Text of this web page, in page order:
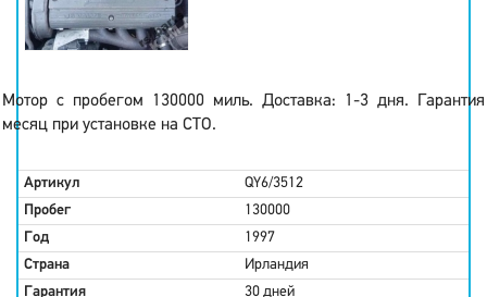
Мотор с пробегом 130000 миль. Доставка: 1-3 дня. Гарантия
месяц при установке на СТО.
Артикул
QY6/3512
Пробег
130000
Год
1997
Страна
Ирландия
Гарантия
30 дней